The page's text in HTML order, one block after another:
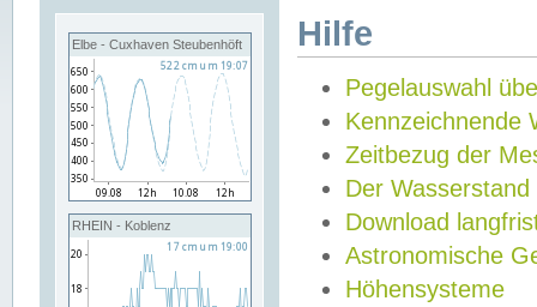
Elbe - Cuxhaven Steubenhöft
RHEIN - Koblenz
Hilfe
Pegelauswahl
Kennzeichnende
Zeitbezug der
Der Wasserstand
Download
Astronomische
Höhensysteme